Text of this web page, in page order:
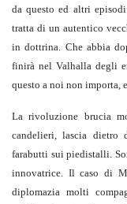
da questo ed altri
tratta di un autentico
in dottrina. Che abbia
finirà nel Valhalla degli
questo a noi non importa,
La rivoluzione brucia
candelieri, lascia
farabutti sui piedistalli.
innovatrice. Il caso di
diplomazia molti